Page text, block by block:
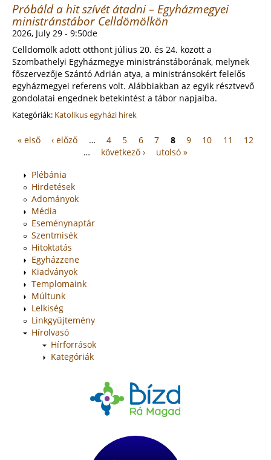
Próbáld a hit szívét átadni – Egyházmegyei
ministránstábor Celldömölkön
2026, July 29 - 9:50de
Celldömölk adott otthont július 20. és 24. között a
Szombathelyi Egyházmegye ministránstáborának, melynek
főszervezője Szántó Adrián atya, a ministránsokért felelős
egyházmegyei referens volt. Alábbiakban az egyik résztvevő
gondolatai engednek betekintést a tábor napjaiba.
Kategóriák: Katolikus egyházi hírek
« első ‹ előző … 4 5 6 7 8 9 10 11
12
…
következő ›
utolsó »
Plébánia
Hirdetések
Adományok
Média
Eseménynaptár
Szentmisék
Hitoktatás
Egyházzene
Kiadványok
Templomaink
Múltunk
Lelkiség
Linkgyűjtemény
Hírolvasó
Hírforrások
Kategóriák